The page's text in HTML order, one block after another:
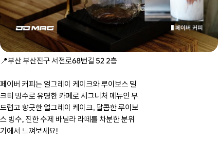
📍부산 부산진구 서전로68번길 52 2층
페이버 커피는 얼그레이 케이크와 루이보스 밀
크티 빙수로 유명한 카페로 시그니처 메뉴인 부
드럽고 향긋한 얼그레이 케이크, 달콤한 루이보
스 빙수, 진한 수제 바닐라 라떼를 차분한 분위
기에서 느껴보세요!